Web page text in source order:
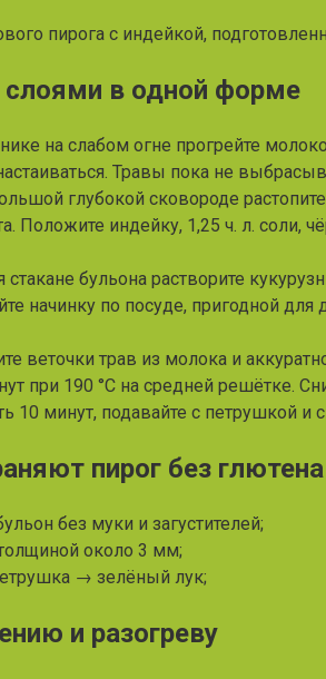
пирога с индейкой,
слоями в одной форме
на слабом огне прогрейте
Травы пока не
глубокой сковороде
Положите индейку, 1,25 ч. л. соли,
бульона растворите
начинку по посуде, пригодной
веточки трав из молока и
при 190 °C на средней решётке.
10 минут, подавайте с петрушкой и
пирог без глютена
без муки и загустителей;
около 3 мм;
→ зелёный лук;
и разогреву